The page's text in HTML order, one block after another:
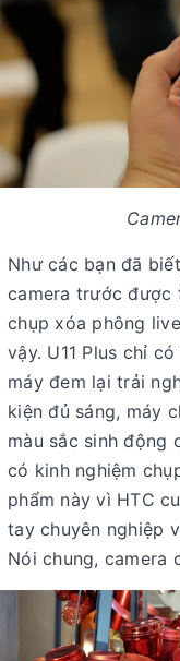
Như các bạn đã
camera trước được
chụp xóa phông
vậy. U11 Plus chỉ
máy đem lại trải
kiện đủ sáng, máy
màu sắc sinh động
có kinh nghiệm
phẩm này vì HTC
tay chuyên nghiệp
Nói chung, camera